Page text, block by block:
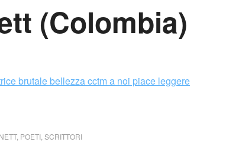
(Colombia)
, POETI SCRITTORI